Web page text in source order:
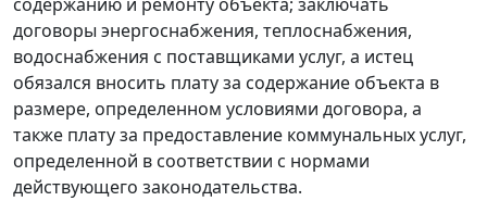
содержанию и ремонту объекта; заключать
договоры энергоснабжения, теплоснабжения,
водоснабжения с поставщиками услуг, а истец
обязался вносить плату за содержание объекта в
размере, определенном условиями договора, а
также плату за предоставление коммунальных услуг,
определенной в соответствии с нормами
действующего законодательства.